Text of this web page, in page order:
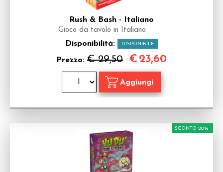
Rush & Bash - Italiano
Gioco da tavolo in Italiano
Disponibilità: DISPONIBILE
Prezzo: € 29,50 € 23,60
SCONTO 20%